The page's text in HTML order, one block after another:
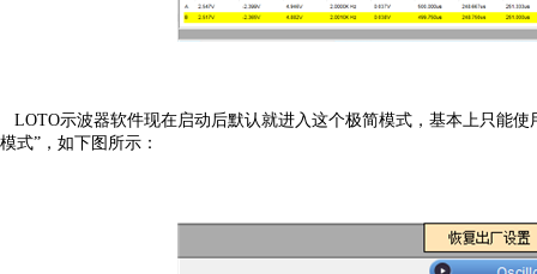
LOTO示波器软件现在启动后默认就进入这个极简模式，基本上只能
模式”，如下图所示：